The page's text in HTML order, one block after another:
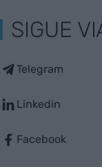
SIGUE
Telegram
Linkedin
Facebook